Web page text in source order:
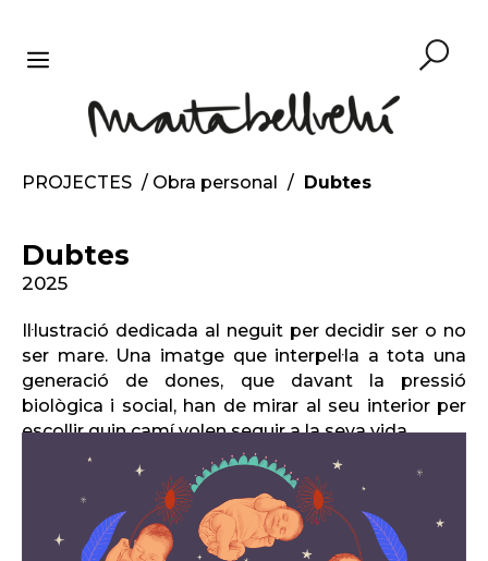
contingut
MENU
PROJECTES / Obra personal / Dubtes
Dubtes
2025
Il·lustració dedicada al neguit per decidir ser o no
ser mare. Una imatge que interpel·la a tota una
generació de dones, que davant la pressió
biològica i social, han de mirar al seu interior per
escollir quin camí volen seguir a la seva vida.